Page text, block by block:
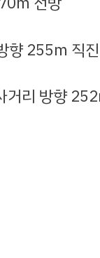
향 255m 직진
리 방향